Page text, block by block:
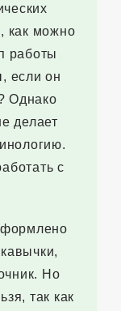
как можно
работы
если он
Однако
делает
с
Но
так как